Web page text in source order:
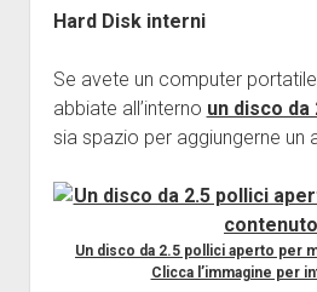
Hard Disk interni
Se avete un computer
abbiate all’interno un disco da
sia spazio per aggiungerne un
Un disco da 2.5 pollici aperto per
Clicca l’immagine per